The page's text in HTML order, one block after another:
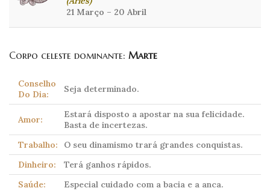
21 Março – 20 Abril
Corpo celeste dominante: Marte
Conselho
Do Dia:
Seja determinado.
Amor:
Estará disposto a apostar na sua felicidade.
Basta de incertezas.
Trabalho:
O seu dinamismo trará grandes conquistas.
Dinheiro:
Terá ganhos rápidos.
Saúde:
Especial cuidado com a bacia e a anca.